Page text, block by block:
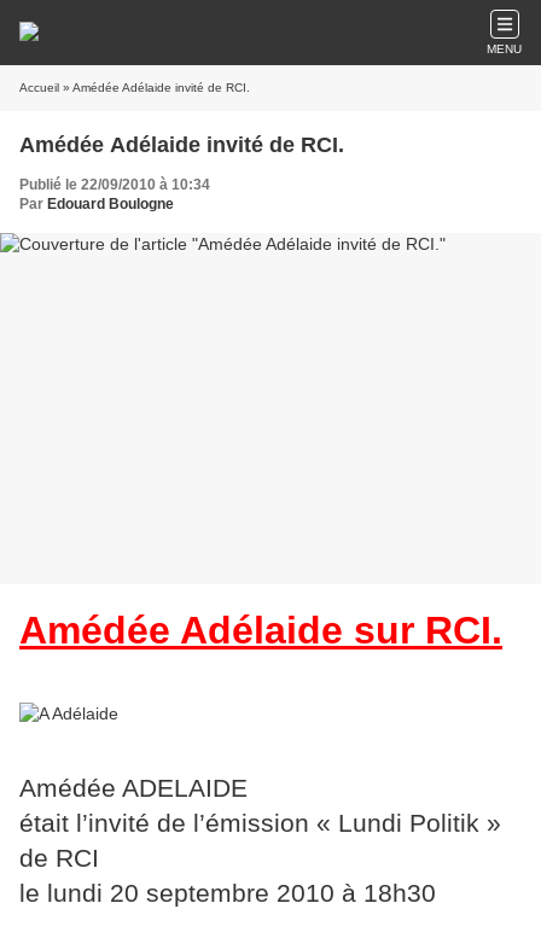
MENU
Accueil » Amédée Adélaide invité de RCI.
Amédée Adélaide invité de RCI.
Publié le 22/09/2010 à 10:34
Par Edouard Boulogne
Amédée Adélaide sur RCI.
Amédée ADELAIDE
était l’invité de l’émission « Lundi Politik »
de RCI
le lundi 20 septembre 2010 à 18h30